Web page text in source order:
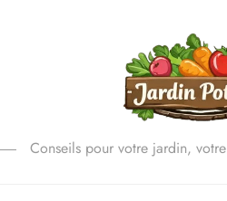
Conseils pour votre jardin,